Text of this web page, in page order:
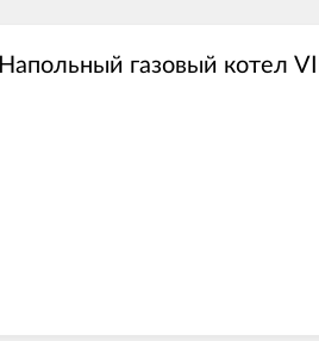
Напольный газовый котел